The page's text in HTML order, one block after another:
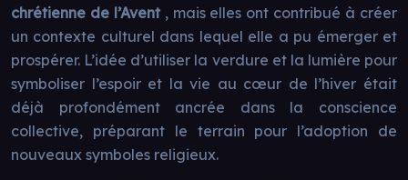
chrétienne de l’Avent , mais elles ont contribué à créer
un contexte culturel dans lequel elle a pu émerger et
prospérer. L’idée d’utiliser la verdure et la lumière pour
symboliser l’espoir et la vie au cœur de l’hiver était
déjà profondément ancrée dans la conscience
collective, préparant le terrain pour l’adoption de
nouveaux symboles religieux.